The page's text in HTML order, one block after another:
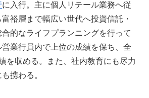
に入行。主に個人リテール業務へ従
裕層まで幅広い世代へ投資信託・
的なライフプランニングを行って
業行員内で上位の成績を保ち、全
を収める。また、社内教育にも尽力
携わる。